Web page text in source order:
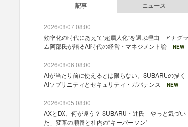
記事 ニュース
2026/08/07 08:00
効率化の時代にあえて“超属人化”を選ぶ理由 アナグラ
ム阿部氏が語るAI時代の経営・マネジメント論
NEW
2026/08/06 08:00
AIが当たり前に使えるとは限らない。SUBARUの描く
AIソブリニティとセキュリティ・ガバナンス
NEW
2026/08/05 08:00
AXとDX、何が違う？ SUBARU・辻氏「やっと気づい
た」変革の順番と社内の“キーパーソン”